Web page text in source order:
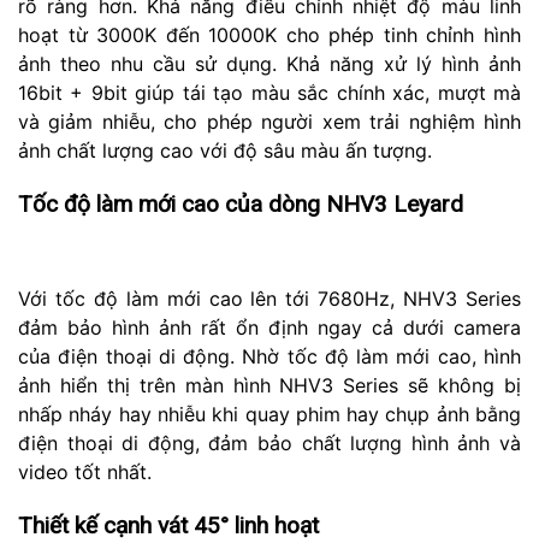
rõ ràng hơn. Khả năng điều chỉnh nhiệt độ màu linh
hoạt từ 3000K đến 10000K cho phép tinh chỉnh hình
ảnh theo nhu cầu sử dụng. Khả năng xử lý hình ảnh
16bit + 9bit giúp tái tạo màu sắc chính xác, mượt mà
và giảm nhiễu, cho phép người xem trải nghiệm hình
ảnh chất lượng cao với độ sâu màu ấn tượng.
Tốc độ làm mới cao của dòng NHV3 Leyard
Với tốc độ làm mới cao lên tới 7680Hz, NHV3 Series
đảm bảo hình ảnh rất ổn định ngay cả dưới camera
của điện thoại di động. Nhờ tốc độ làm mới cao, hình
ảnh hiển thị trên màn hình NHV3 Series sẽ không bị
nhấp nháy hay nhiễu khi quay phim hay chụp ảnh bằng
điện thoại di động, đảm bảo chất lượng hình ảnh và
video tốt nhất.
Thiết kế cạnh vát 45° linh hoạt